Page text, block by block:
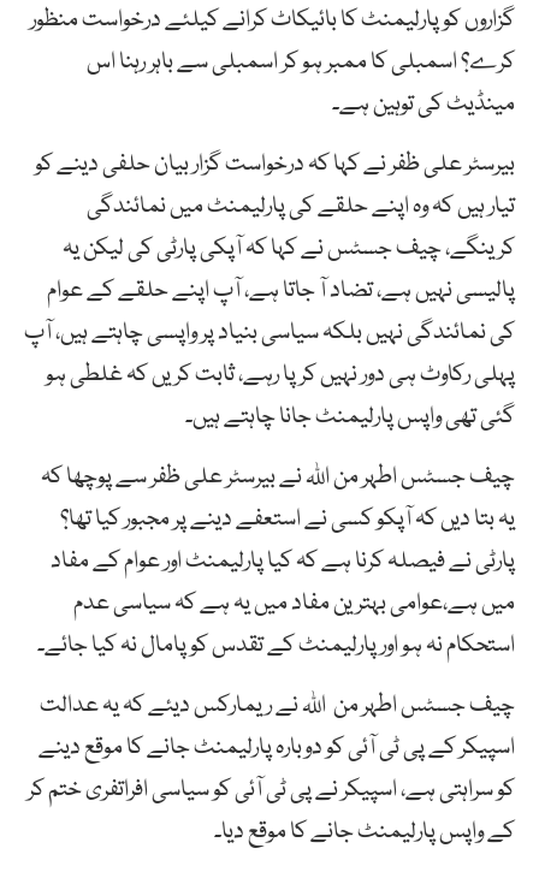
گزاروں کو پارلیمنٹ کا بائیکاٹ کرانے کیلئے درخواست منظور
کرے؟ اسمبلی کا ممبر ہو کر اسمبلی سے باہر رہنا اس
مینڈیٹ کی توہین ہے۔
بیرسٹر علی ظفر نے کہا کہ درخواست گزار بیان حلفی دینے کو
تیار ہیں کہ وہ اپنے حلقے کی پارلیمنٹ میں نمائندگی
کرینگے، چیف جسٹس نے کہا کہ آپکی پارٹی کی لیکن یہ
پالیسی نہیں ہے، تضاد آ جاتا ہے، آپ اپنے حلقے کے عوام
کی نمائندگی نہیں بلکہ سیاسی بنیاد پر واپسی چاہتے ہیں، آپ
پہلی رکاوٹ ہی دور نہیں کر پا رہے، ثابت کریں کہ غلطی ہو
گئی تھی واپس پارلیمنٹ جانا چاہتے ہیں۔
چیف جسٹس اطہر من اللہ نے بیرسٹر علی ظفر سے پوچھا کہ
یہ بتا دیں کہ آپکو کسی نے استعفے دینے پر مجبور کیا تھا؟
پارٹی نے فیصلہ کرنا ہے کہ کیا پارلیمنٹ اور عوام کے مفاد
میں ہے،عوامی بہترین مفاد میں یہ ہے کہ سیاسی عدم
استحکام نہ ہو اورپارلیمنٹ کے تقدس کو پامال نہ کیا جائے۔
چیف جسٹس اطہر من اللہ نے ریمارکس دیئے کہ یہ عدالت
اسپیکر کے پی ٹی آئی کو دوبارہ پارلیمنٹ جانے کا موقع دینے
کو سراہتی ہے، اسپیکر نے پی ٹی آئی کو سیاسی افراتفری ختم کر
کے واپس پارلیمنٹ جانے کا موقع دیا۔